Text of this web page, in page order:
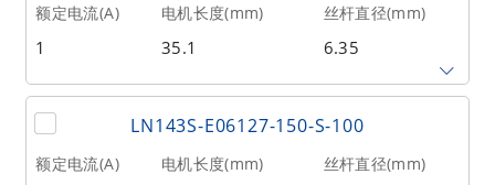
相数 转子惯量(g•cm²) 重量(kg)
2 20 0.21
额定电流(A) 电机长度(mm) 丝杆直径(mm)
1 35.1 6.35
丝杆导程(mm) 丝杆长度(mm) 额定推力(N
@300RPM)
LN143S-E06127-150-S-100
额定电流(A) 电机长度(mm) 丝杆直径(mm)